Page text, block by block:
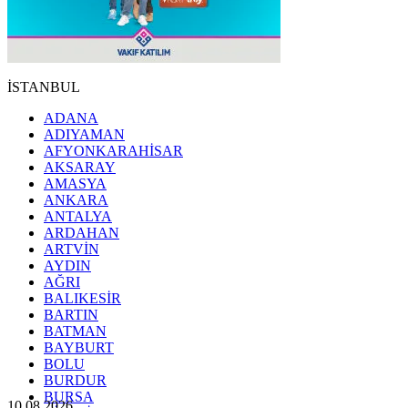
İSTANBUL
ADANA
ADIYAMAN
AFYONKARAHİSAR
AKSARAY
AMASYA
ANKARA
ANTALYA
ARDAHAN
ARTVİN
AYDIN
AĞRI
BALIKESİR
BARTIN
BATMAN
BAYBURT
BOLU
BURDUR
BURSA